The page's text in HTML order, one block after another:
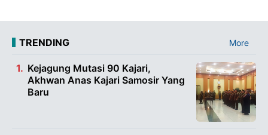
TRENDING More
Kejagung Mutasi 90 Kajari,
Akhwan Anas Kajari Samosir Yang
Baru